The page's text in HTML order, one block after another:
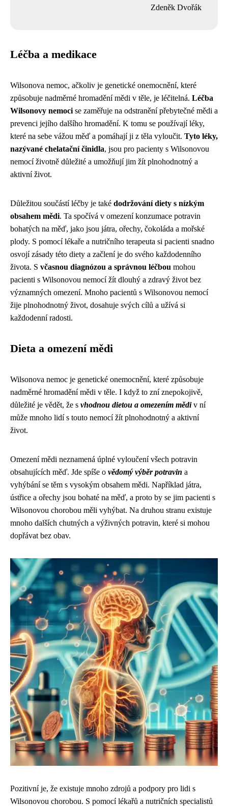
Zdeněk Dvořák
Léčba a medikace
Wilsonova nemoc, ačkoliv je genetické onemocnění, které
způsobuje nadměrné hromadění mědi v těle, je léčitelná. Léčba
Wilsonovy nemoci se zaměřuje na odstranění přebytečné mědi a
prevenci jejího dalšího hromadění. K tomu se používají léky,
které na sebe vážou měď a pomáhají ji z těla vyloučit. Tyto léky,
nazývané chelatační činidla, jsou pro pacienty s Wilsonovou
nemocí životně důležité a umožňují jim žít plnohodnotný a
aktivní život.
Důležitou součástí léčby je také dodržování diety s nízkým
obsahem mědi. Ta spočívá v omezení konzumace potravin
bohatých na měď, jako jsou játra, ořechy, čokoláda a mořské
plody. S pomocí lékaře a nutričního terapeuta si pacienti snadno
osvojí zásady této diety a začlení je do svého každodenního
života. S včasnou diagnózou a správnou léčbou mohou
pacienti s Wilsonovou nemocí žít dlouhý a zdravý život bez
významných omezení. Mnoho pacientů s Wilsonovou nemocí
žije plnohodnotný život, dosahuje svých cílů a užívá si
každodenní radosti.
Dieta a omezení mědi
Wilsonova nemoc je genetické onemocnění, které způsobuje
nadměrné hromadění mědi v těle. I když to zní znepokojivě,
důležité je vědět, že s vhodnou dietou a omezením mědiv ní
může mnoho lidí s touto nemocí žít plnohodnotný a aktivní
život.
Omezení mědi neznamená úplné vyloučení všech potravin
obsahujících měď. Jde spíše o vědomý výběr potravin a
vyhýbání se těm s vysokým obsahem mědi. Například játra,
ústřice a ořechy jsou bohaté na měď, a proto by se jim pacienti s
Wilsonovou chorobou měli vyhýbat. Na druhou stranu existuje
mnoho dalších chutných a výživných potravin, které si mohou
dopřávat bez obav.
Pozitivní je, že existuje mnoho zdrojů a podpory pro lidi s
Wilsonovou chorobou. S pomocí lékařů a nutričních specialistů